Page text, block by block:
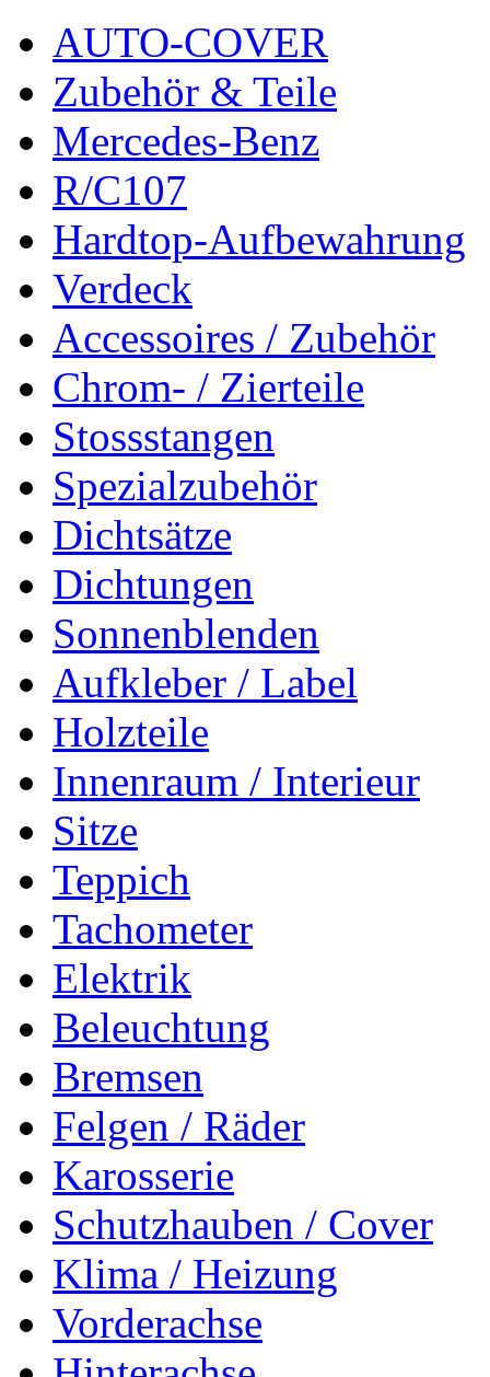
AUTO-COVER
Zubehör & Teile
Mercedes-Benz
R/C107
Hardtop-Aufbewahrung
Verdeck
Accessoires / Zubehör
Chrom- / Zierteile
Stossstangen
Spezialzubehör
Dichtsätze
Dichtungen
Sonnenblenden
Aufkleber / Label
Holzteile
Innenraum / Interieur
Sitze
Teppich
Tachometer
Elektrik
Beleuchtung
Bremsen
Felgen / Räder
Karosserie
Schutzhauben / Cover
Klima / Heizung
Vorderachse